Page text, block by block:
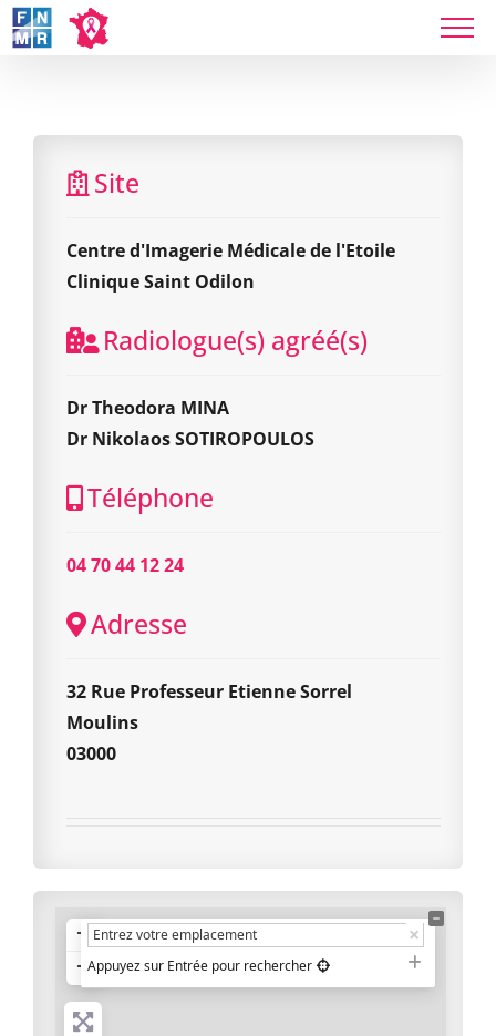
Skip
to
Site
Centre d'Imagerie Médicale de l'Etoile
Clinique Saint Odilon
Radiologue(s) agréé(s)
Dr Theodora MINA
Dr Nikolaos SOTIROPOULOS
Téléphone
04 70 44 12 24
Adresse
32 Rue Professeur Etienne Sorrel
Moulins
03000
+
−Appuyez sur Entrée pour rechercher